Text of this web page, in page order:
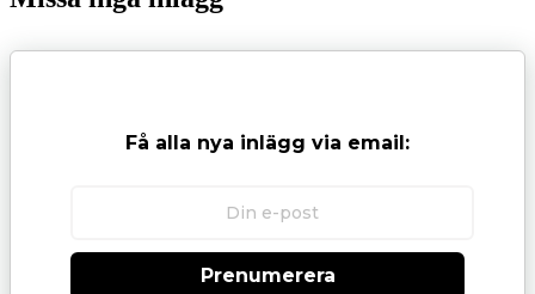
Få alla nya inlägg via email:
Prenumerera